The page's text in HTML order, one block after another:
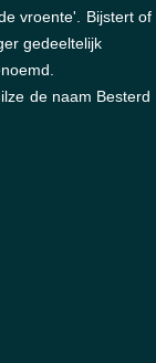
vroente'. Bijstert of
gedeeltelijk
de naam Besterd